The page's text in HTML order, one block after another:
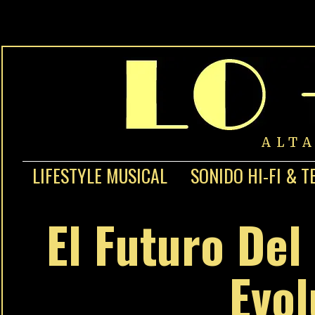
LIFESTYLE MUSICAL SONIDO HI-FI &
El Futuro